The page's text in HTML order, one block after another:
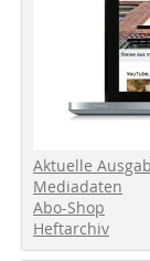
Aktuelle
Mediadaten
Abo-Shop
Heftarchiv